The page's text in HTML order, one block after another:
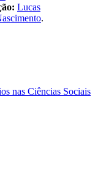
Lucas
.
nas Ciências Sociais